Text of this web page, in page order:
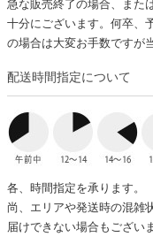
急な販売終了の場合、また
十分にございます。何卒、
の場合は大変お手数ですが
配送時間指定について
各、時間指定を承ります。
尚、エリアや発送時の混雑
届けできない場合もござい